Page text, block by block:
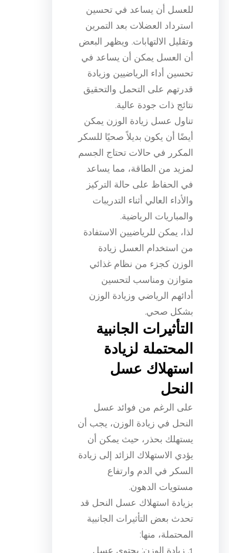
للعسل أن يساعد في تحسين
استرداد العضلات بعد التمرين
وتقليل الالتهابات. ويظهر البعض
أن العسل يمكن أن يساعد في
تحسين أداء الرياضيين وزيادة
قدرتهم على التحمل والتحقيق
نتائج ذات جودة عالية.
تناول عسل زيادة الوزن يمكن
أيضًا أن يكون بديلاً صحيًا للسكر
المكرر في حالات تحتاج الجسم
لمزيد من الطاقة، مما يساعد
في الحفاظ على حالة التركيز
والأداء العالي أثناء التدريبات
والمباريات الرياضية.
لذا، يمكن للرياضيين الاستفادة
من استخدام العسل زيادة
الوزن كجزء من نظام غذائي
متوازن ومناسب لتحسين
أدائهم الرياضي وزيادة الوزن
بشكل صحي.
التأثيرات الجانبية
المحتملة لزيادة
استهلاك عسل
النحل
على الرغم من فوائد عسل
النحل في زيادة الوزن، يجب أن
يستهلك بحذر، حيث يمكن أن
يؤدي الاستهلاك الزائد إلى زيادة
السكر في الدم وارتفاع
مستويات الدهون.
بزيادة استهلاك عسل النحل قد
تحدث بعض التأثيرات الجانبية
المحتملة، منها:
1. زيادة الوزن: يحتوي عسل